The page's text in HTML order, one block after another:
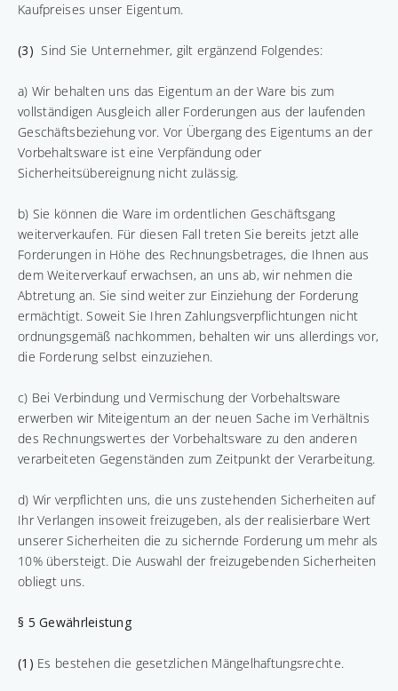
Kaufpreises unser Eigentum.
(3) Sind Sie Unternehmer, gilt ergänzend Folgendes:
a) Wir behalten uns das Eigentum an der Ware bis zum
vollständigen Ausgleich aller Forderungen aus der laufenden
Geschäftsbeziehung vor. Vor Übergang des Eigentums an der
Vorbehaltsware ist eine Verpfändung oder
Sicherheitsübereignung nicht zulässig.
b) Sie können die Ware im ordentlichen Geschäftsgang
weiterverkaufen. Für diesen Fall treten Sie bereits jetzt alle
Forderungen in Höhe des Rechnungsbetrages, die Ihnen aus
dem Weiterverkauf erwachsen, an uns ab, wir nehmen die
Abtretung an. Sie sind weiter zur Einziehung der Forderung
ermächtigt. Soweit Sie Ihren Zahlungsverpflichtungen nicht
ordnungsgemäß nachkommen, behalten wir uns allerdings vor,
die Forderung selbst einzuziehen.
c) Bei Verbindung und Vermischung der Vorbehaltsware
erwerben wir Miteigentum an der neuen Sache im Verhältnis
des Rechnungswertes der Vorbehaltsware zu den anderen
verarbeiteten Gegenständen zum Zeitpunkt der Verarbeitung.
d) Wir verpflichten uns, die uns zustehenden Sicherheiten auf
Ihr Verlangen insoweit freizugeben, als der realisierbare Wert
unserer Sicherheiten die zu sichernde Forderung um mehr als
10% übersteigt. Die Auswahl der freizugebenden Sicherheiten
obliegt uns.
§ 5 Gewährleistung
(1) Es bestehen die gesetzlichen Mängelhaftungsrechte.